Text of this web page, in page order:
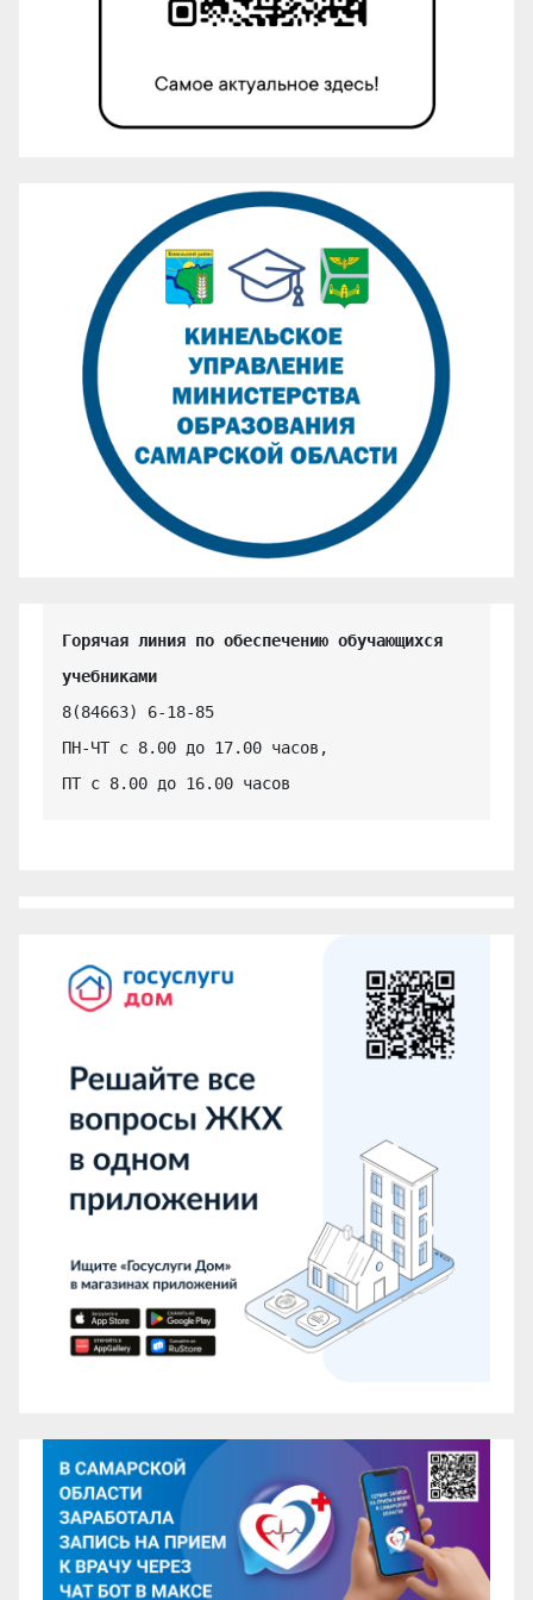
Горячая линия по обеспечению обучающихся
учебниками
8(84663) 6-18-85
ПН-ЧТ с 8.00 до 17.00 часов,
ПТ с 8.00 до 16.00 часов